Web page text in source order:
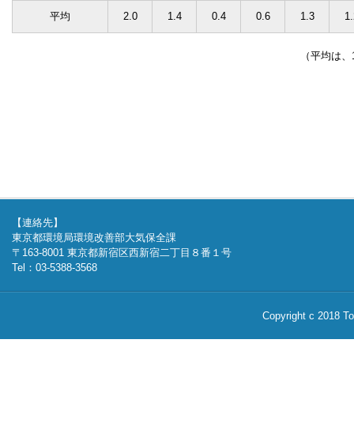
平均 2.0 1.4 0.4 0.6 1.3
（平均は、
【連絡先】
東京都環境局環境改善部大気保全課
〒163-8001 東京都新宿区西新宿二丁目８番１号
Tel：03-5388-3568
Copyright c 2018